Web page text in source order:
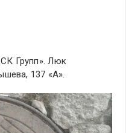
Групп». Люк
137 «А».